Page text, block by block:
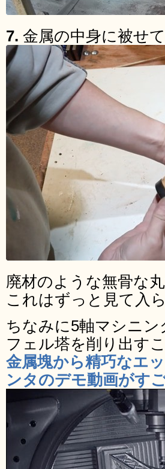
7. 金属の中身に被せ
廃材のような無骨な
これはずっと見て入
ちなみに5軸マシニ
フェル塔を削り出す
金属塊から精巧なエ
ンタのデモ動画がす